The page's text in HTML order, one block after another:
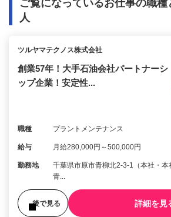
ご覧になっているお仕事の職
人
ツルヤマテクノス株式会社
創業57年！大手石油会社パートナーシ
ップ企業！安定性...
職種 プラントメンテナンス
給与 月給280,000円～500,000円
勤務地
千葉県市原市青柳北2-3-1（本社・
青...
後で見る 詳細を見